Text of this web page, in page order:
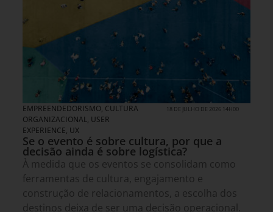
EMPREENDEDORISMO, CULTURA
ORGANIZACIONAL, USER
EXPERIENCE, UX
18 DE JULHO DE 2026 14H00
Se o evento é sobre cultura, por que a
decisão ainda é sobre logística?
À medida que os eventos se consolidam como
ferramentas de cultura, engajamento e
construção de relacionamentos, a escolha dos
destinos deixa de ser uma decisão operacional.